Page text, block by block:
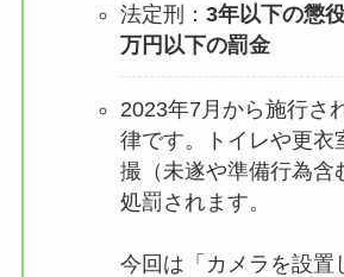
法定刑： 3年以下の懲
万円以下の罰金
2023年7月から施行さ
律です。トイレや更衣
撮（未遂や準備行為含
処罰されます。
今回は「カメラを設置